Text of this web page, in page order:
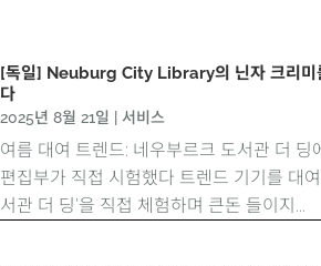
[독일] Neuburg City Library의 닌자 크리미
다
2025년 8월 21일 서비스
여름 대여 트렌드: 네우부르크 도서관 더 딩
편집부가 직접 시험했다 트렌드 기기를 대
서관 더 딩’을 직접 체험하며 큰돈 들이지...